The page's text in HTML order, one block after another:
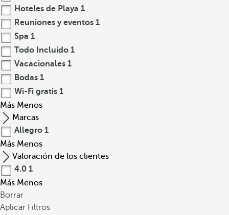
Hoteles de Playa 1
Reuniones y eventos 1
Spa 1
Todo Incluido 1
Vacacionales 1
Bodas 1
Wi-Fi gratis 1
Más Menos
Marcas
Allegro 1
Más Menos
Valoración de los clientes
4.0 1
Más Menos
Borrar
Aplicar Filtros